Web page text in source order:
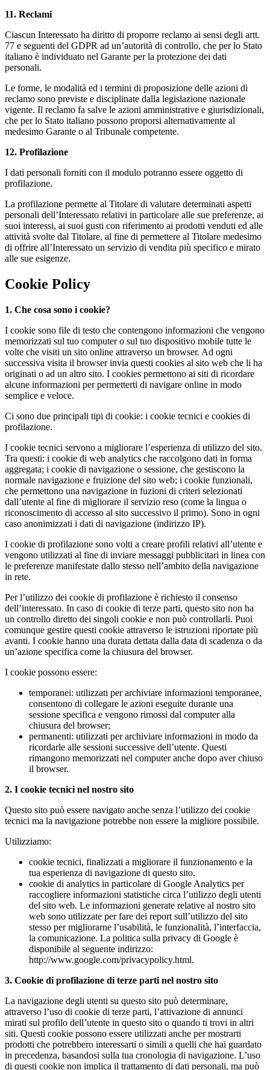
11. Reclami
Ciascun Interessato ha diritto di proporre reclamo ai sensi degli artt.
77 e seguenti del GDPR ad un’autorità di controllo, che per lo Stato
italiano è individuato nel Garante per la protezione dei dati
personali.
Le forme, le modalità ed i termini di proposizione delle azioni di
reclamo sono previste e disciplinate dalla legislazione nazionale
vigente. Il reclamo fa salve le azioni amministrative e giurisdizionali,
che per lo Stato italiano possono proporsi alternativamente al
medesimo Garante o al Tribunale competente.
12. Profilazione
I dati personali forniti con il modulo potranno essere oggetto di
profilazione.
La profilazione permette al Titolare di valutare determinati aspetti
personali dell’Interessato relativi in particolare alle sue preferenze, ai
suoi interessi, ai suoi gusti con riferimento ai prodotti venduti ed alle
attività svolte dal Titolare, al fine di permettere al Titolare medesimo
di offrire all’Interessato un servizio di vendita più specifico e mirato
alle sue esigenze.
Cookie Policy
1. Che cosa sono i cookie?
I cookie sono file di testo che contengono informazioni che vengono
memorizzati sul tuo computer o sul tuo dispositivo mobile tutte le
volte che visiti un sito online attraverso un browser. Ad ogni
successiva visita il browser invia questi cookies al sito web che li ha
originati o ad un altro sito. I cookies permettono ai siti di ricordare
alcune informazioni per permetterti di navigare online in modo
semplice e veloce.
Ci sono due principali tipi di cookie: i cookie tecnici e cookies di
profilazione.
I cookie tecnici servono a migliorare l’esperienza di utilizzo del sito.
Tra questi: i cookie di web analytics che raccolgono dati in forma
aggregata; i cookie di navigazione o sessione, che gestiscono la
normale navigazione e fruizione del sito web; i cookie funzionali,
che permettono una navigazione in fuzioni di criteri selezionati
dall’utente al fine di migliorare il servizio reso (come la lingua o
riconoscimento di accesso al sito successivo il primo). Sono in ogni
caso anonimizzati i dati di navigazione (indirizzo IP).
I cookie di profilazione sono volti a creare profili relativi all’utente e
vengono utilizzati al fine di inviare messaggi pubblicitari in linea con
le preferenze manifestate dallo stesso nell’ambito della navigazione
in rete.
Per l’utilizzo dei cookie di profilazione è richiesto il consenso
dell’interessato. In caso di cookie di terze parti, questo sito non ha
un controllo diretto dei singoli cookie e non può controllarli. Puoi
comunque gestire questi cookie attraverso le istruzioni riportate più
avanti. I cookie hanno una durata dettata dalla data di scadenza o da
un’azione specifica come la chiusura del browser.
I cookie possono essere:
temporanei: utilizzati per archiviare informazioni temporanee,
consentono di collegare le azioni eseguite durante una
sessione specifica e vengono rimossi dal computer alla
chiusura del browser;
permanenti: utilizzati per archiviare informazioni in modo da
ricordarle alle sessioni successive dell’utente. Questi
rimangono memorizzati nel computer anche dopo aver chiuso
il browser.
2. I cookie tecnici nel nostro sito
Questo sito può essere navigato anche senza l’utilizzo dei cookie
tecnici ma la navigazione potrebbe non essere la migliore possibile.
Utilizziamo:
cookie tecnici, finalizzati a migliorare il funzionamento e la
tua esperienza di navigazione di questo sito.
cookie di analytics in particolare di Google Analytics per
raccogliere informazioni statistiche circa l’utilizzo degli utenti
del sito web. Le informazioni generate relative al nostro sito
web sono utilizzate per fare dei report sull’utilizzo del sito
stesso per migliorarne l’usabilità, le funzionalità, l’interfaccia,
la comunicazione. La politica sulla privacy di Google è
disponibile al seguente indirizzo:
http://www.google.com/privacypolicy.html.
3. Cookie di profilazione di terze parti nel nostro sito
La navigazione degli utenti su questo sito può determinare,
attraverso l’uso di cookie di terze parti, l’attivazione di annunci
mirati sul profilo dell’utente in questo sito o quando ti trovi in altri
siti. Questi cookie possono essere utilizzati anche per mostrarti
prodotti che potrebbero interessarti o simili a quelli che hai guardato
in precedenza, basandosi sulla tua cronologia di navigazione. L’uso
di questi cookie non implica il trattamento di dati personali, ma può